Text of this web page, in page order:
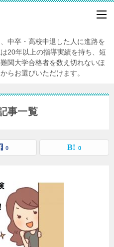
中卒・高校中退した人に進路を
20年以上の指導実績を持ち、短
関大学合格者を数え切れないほ
らお選びいただけます。
事一覧
0 0